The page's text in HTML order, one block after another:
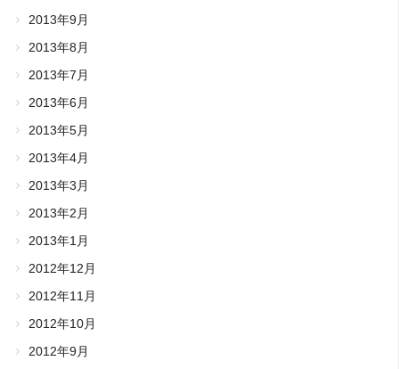
2013年9月
2013年8月
2013年7月
2013年6月
2013年5月
2013年4月
2013年3月
2013年2月
2013年1月
2012年12月
2012年11月
2012年10月
2012年9月